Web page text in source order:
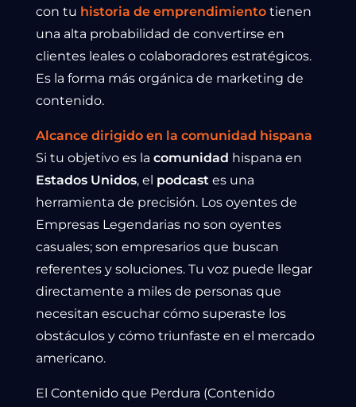
con tu historia de emprendimiento tienen
una alta probabilidad de convertirse en
clientes leales o colaboradores estratégicos.
Es la forma más orgánica de marketing de
contenido.
Alcance dirigido en la comunidad hispana
Si tu objetivo es la comunidad hispana en
Estados Unidos, el podcast es una
herramienta de precisión. Los oyentes de
Empresas Legendarias no son oyentes
casuales; son empresarios que buscan
referentes y soluciones. Tu voz puede llegar
directamente a miles de personas que
necesitan escuchar cómo superaste los
obstáculos y cómo triunfaste en el mercado
americano.
El Contenido que Perdura (Contenido